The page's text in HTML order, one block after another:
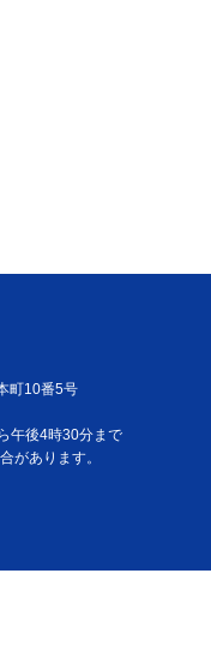
町10番5号
午後4時30分まで
があります。